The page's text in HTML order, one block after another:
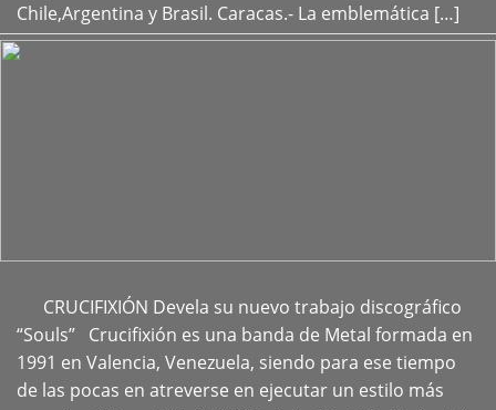
Chile,Argentina y Brasil. Caracas.- La emblemática […]
CRUCIFIXIÓN Devela su nuevo trabajo discográfico
“Souls” Crucifixión es una banda de Metal formada en
1991 en Valencia, Venezuela, siendo para ese tiempo
de las pocas en atreverse en ejecutar un estilo más